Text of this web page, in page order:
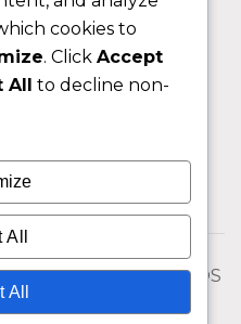
RESERVADOS
cookies to
. Click Accept
All to decline non-
All